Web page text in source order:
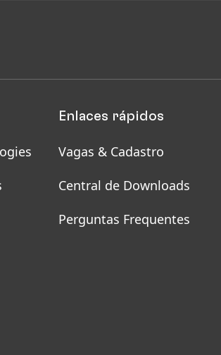
Enlaces rápidos
Vagas & Cadastro
Central de Downloads
Perguntas Frequentes